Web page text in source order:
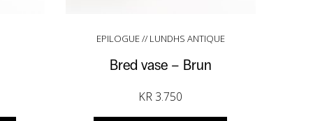
EPILOGUE // LUNDHS ANTIQUE
Bred vase – Brun
KR 3.750